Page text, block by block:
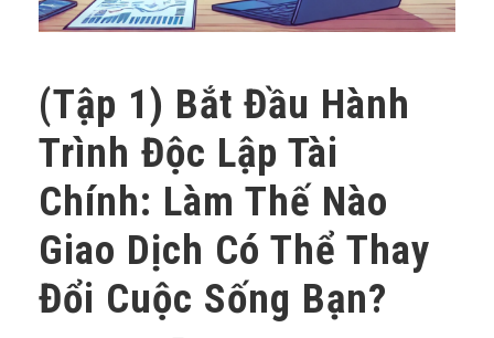
(Tập 1) Bắt Đầu Hành
Trình Độc Lập Tài
Chính: Làm Thế Nào
Giao Dịch Có Thể Thay
Đổi Cuộc Sống Bạn?